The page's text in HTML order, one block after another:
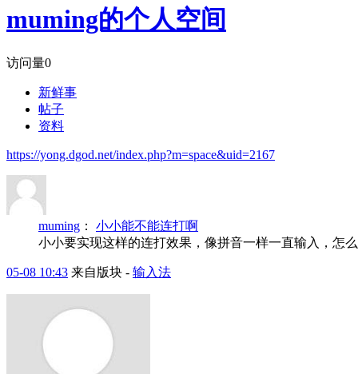
muming的个人空间
访问量0
新鲜事
帖子
资料
https://yong.dgod.net/index.php?m=space&uid=2167
muming ： 小小能不能连打啊
小小要实现这样的连打效果，像拼音一样一直输入，怎
05-08 10:43 来自版块 - 输入法